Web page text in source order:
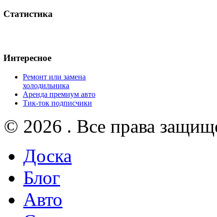
Статистика
Интересное
Ремонт или замена
холодильника
Аренда премиум авто
Тик-ток подписчики
© 2026 . Все права
Доска
Блог
Авто